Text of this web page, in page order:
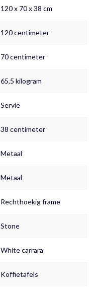
120 x 70 x 38 cm
120 centimeter
70 centimeter
65,5 kilogram
Servië
38 centimeter
Metaal
Metaal
Rechthoekig frame
Stone
White carrara
Koffietafels